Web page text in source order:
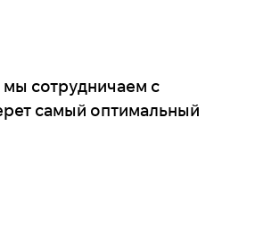
сотрудничаем с
самый оптимальный